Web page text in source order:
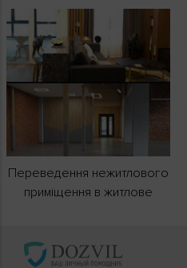
Переведення нежитлового
приміщення в житлове